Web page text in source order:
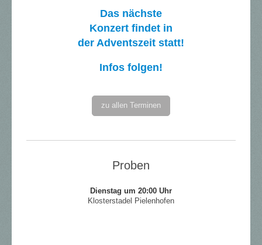
Das nächste
Konzert findet in
der Adventszeit statt!
Infos folgen!
zu allen Terminen
Proben
Dienstag um 20:00 Uhr
Klosterstadel Pielenhofen